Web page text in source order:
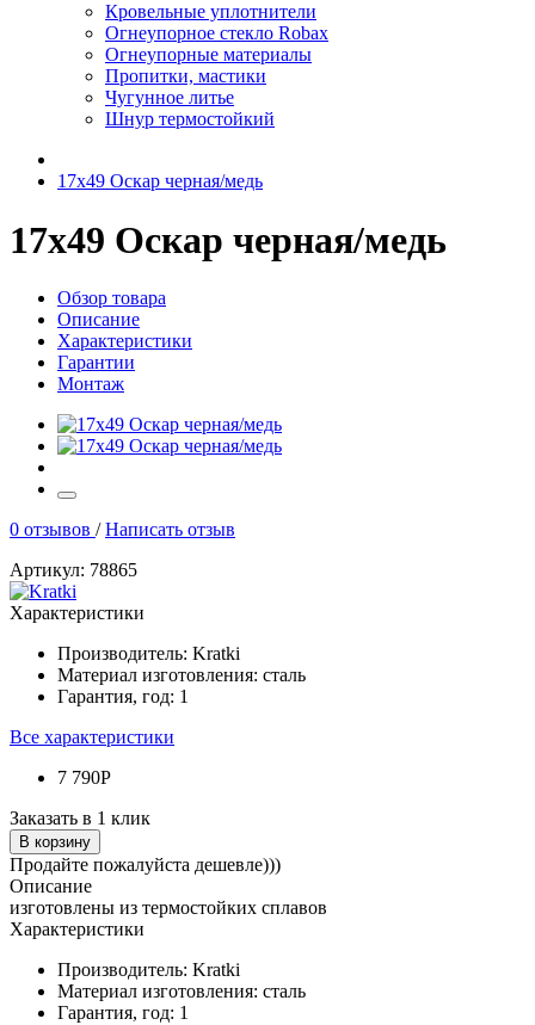
Кровельные уплотнители
Огнеупорное стекло Robax
Огнеупорные материалы
Пропитки, мастики
Чугунное литье
Шнур термостойкий
17х49 Оскар черная/медь
17х49 Оскар черная/медь
Обзор товара
Описание
Характеристики
Гарантии
Монтаж
0 отзывов /Написать отзыв
Артикул: 78865
Характеристики
Производитель: Kratki
Материал изготовления: сталь
Гарантия, год: 1
Все характеристики
7 790Р
Заказать в 1 клик
В корзину
Продайте пожалуйста дешевле)))
Описание
изготовлены из термостойких сплавов
Характеристики
Производитель: Kratki
Материал изготовления: сталь
Гарантия, год: 1